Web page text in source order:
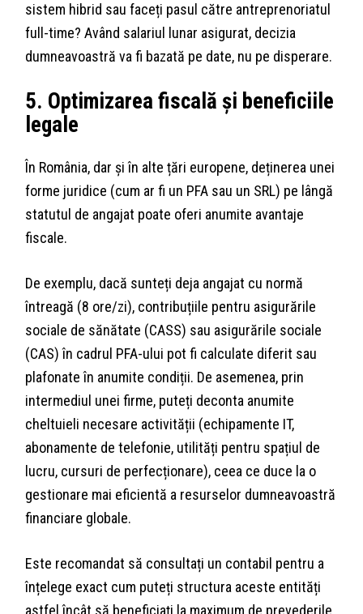
sistem hibrid sau faceți pasul către antreprenoriatul
full-time? Având salariul lunar asigurat, decizia
dumneavoastră va fi bazată pe date, nu pe disperare.
5. Optimizarea fiscală și beneficiile
legale
În România, dar și în alte țări europene, deținerea unei
forme juridice (cum ar fi un PFA sau un SRL) pe lângă
statutul de angajat poate oferi anumite avantaje
fiscale.
De exemplu, dacă sunteți deja angajat cu normă
întreagă (8 ore/zi), contribuțiile pentru asigurările
sociale de sănătate (CASS) sau asigurările sociale
(CAS) în cadrul PFA-ului pot fi calculate diferit sau
plafonate în anumite condiții. De asemenea, prin
intermediul unei firme, puteți deconta anumite
cheltuieli necesare activității (echipamente IT,
abonamente de telefonie, utilități pentru spațiul de
lucru, cursuri de perfecționare), ceea ce duce la o
gestionare mai eficientă a resurselor dumneavoastră
financiare globale.
Este recomandat să consultați un contabil pentru a
înțelege exact cum puteți structura aceste entități
astfel încât să beneficiați la maximum de prevederile